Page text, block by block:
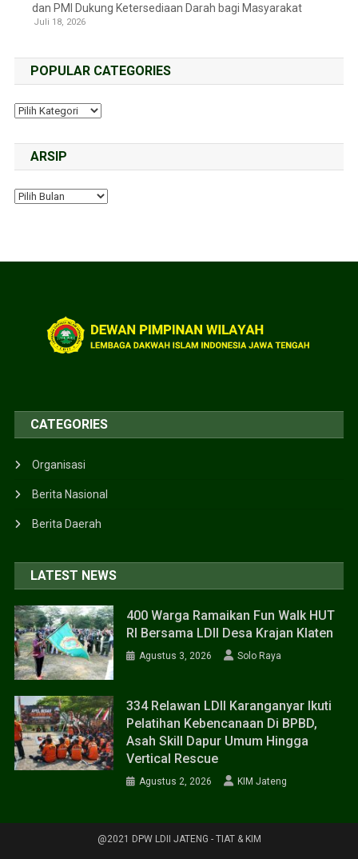
dan PMI Dukung Ketersediaan Darah bagi Masyarakat
Juli 18, 2026
POPULAR CATEGORIES
ARSIP
CATEGORIES
Organisasi
Berita Nasional
Berita Daerah
LATEST NEWS
400 Warga Ramaikan Fun Walk HUT
RI Bersama LDII Desa Krajan Klaten
Agustus 3, 2026 Solo Raya
334 Relawan LDII Karanganyar Ikuti
Pelatihan Kebencanaan Di BPBD,
Asah Skill Dapur Umum Hingga
Vertical Rescue
Agustus 2, 2026 KIM Jateng
@2021 DPW LDII JATENG - TIAT & KIM